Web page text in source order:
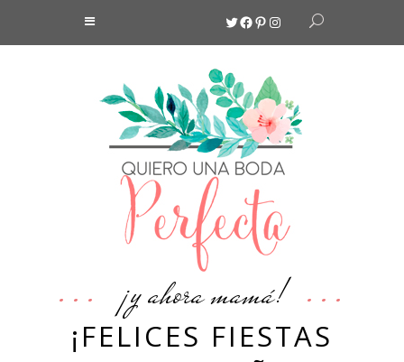
Twitter
Facebook
Pinterest
Instagram
¡y ahora mamá!
¡FELICES FIESTAS